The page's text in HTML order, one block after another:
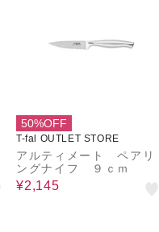
50%OFF
T-fal OUTLET STORE
アルティメート ペアリ
ングナイフ ９ｃｍ
¥2,145